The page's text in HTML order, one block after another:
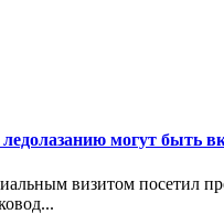
могут быть
визитом посетил